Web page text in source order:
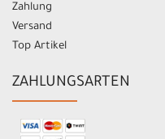
Zahlung
Versand
Top Artikel
ZAHLUNGSARTEN